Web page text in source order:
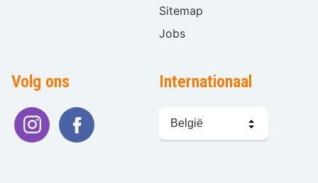
Sitemap
Jobs
Volg ons Internationaal
kiezen